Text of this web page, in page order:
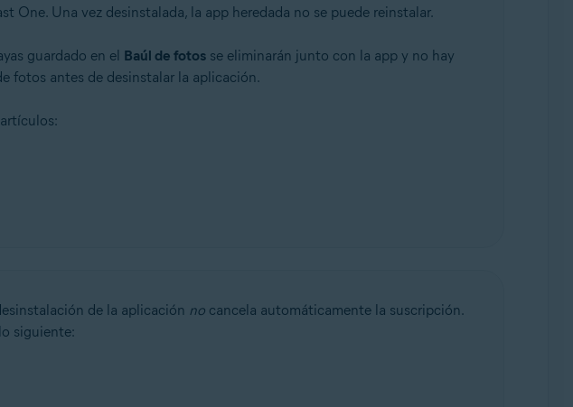
One. Una vez desinstalada, la app heredada no se puede reinstalar.
guardado en el Baúl de fotosse eliminarán junto con la app y no hay
fotos antes de desinstalar la aplicación.
de la aplicación nocancela automáticamente la suscripción.
siguiente: